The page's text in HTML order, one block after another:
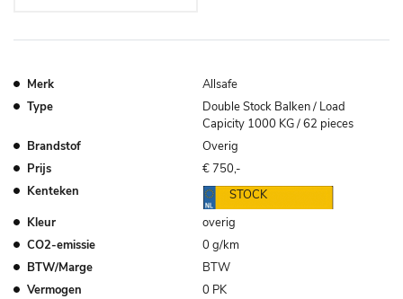
Merk
Allsafe
Type
Double Stock Balken / Load
Capicity 1000 KG / 62 pieces
Brandstof
Overig
Prijs
€ 750,-
Kenteken
STOCK
Kleur
overig
CO2-emissie
0 g/km
BTW/Marge
BTW
Vermogen
0 PK